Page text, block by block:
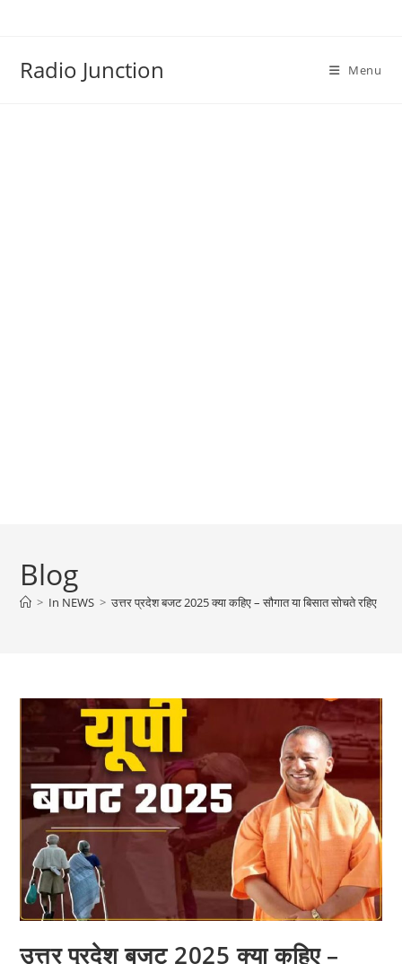
Radio Junction Menu
Blog
> In NEWS > उत्तर प्रदेश बजट 2025 क्या कहिए – सौगात या बिसात सोचते रहिए
उत्तर प्रदेश बजट 2025 क्या कहिए –